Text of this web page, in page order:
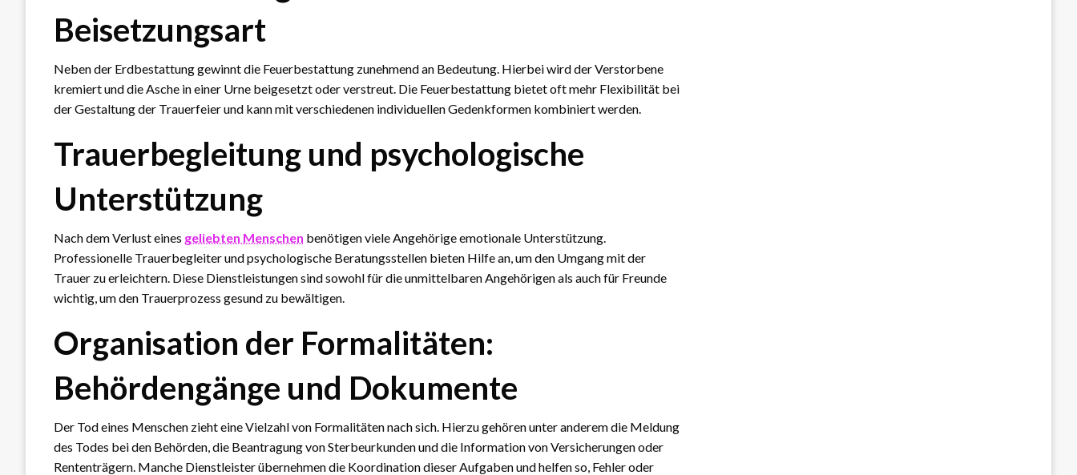
Beisetzungsart
Neben der Erdbestattung gewinnt die Feuerbestattung zunehmend an Bedeutung. Hierbei wird der Verstorbene
kremiert und die Asche in einer Urne beigesetzt oder verstreut. Die Feuerbestattung bietet oft mehr Flexibilität bei
der Gestaltung der Trauerfeier und kann mit verschiedenen individuellen Gedenkformen kombiniert werden.
Trauerbegleitung und psychologische
Unterstützung
Nach dem Verlust eines geliebten Menschen benötigen viele Angehörige emotionale Unterstützung.
Professionelle Trauerbegleiter und psychologische Beratungsstellen bieten Hilfe an, um den Umgang mit der
Trauer zu erleichtern. Diese Dienstleistungen sind sowohl für die unmittelbaren Angehörigen als auch für Freunde
wichtig, um den Trauerprozess gesund zu bewältigen.
Organisation der Formalitäten:
Behördengänge und Dokumente
Der Tod eines Menschen zieht eine Vielzahl von Formalitäten nach sich. Hierzu gehören unter anderem die Meldung
des Todes bei den Behörden, die Beantragung von Sterbeurkunden und die Information von Versicherungen oder
Rententrägern. Manche Dienstleister übernehmen die Koordination dieser Aufgaben und helfen so, Fehler oder